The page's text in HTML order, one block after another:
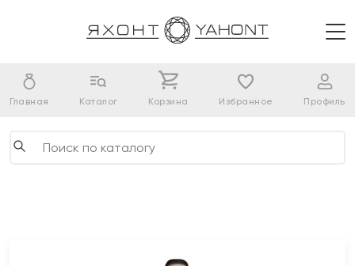
Главная Каталог Корзина Избранное Профиль